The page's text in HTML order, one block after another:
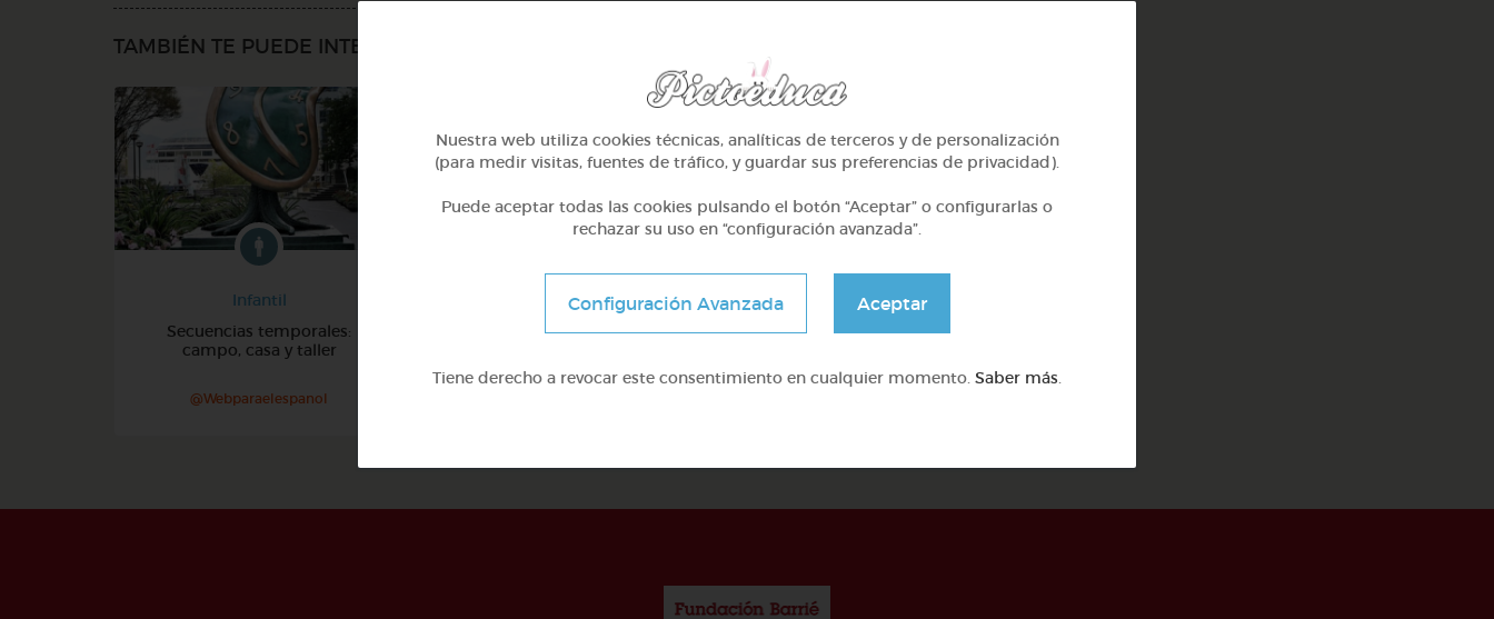
TAMBIÉN TE PUEDE INTERESAR
Infantil
Secuencias temporales:
campo, casa y taller
@Webparaelespanol
Infantil
Pensamiento lógico con los
Infantil
El valor de la amistad
Nuestra web utiliza cookies técnicas, analíticas de terceros y de personalización
(para medir visitas, fuentes de tráfico, y guardar sus preferencias de privacidad).
Puede aceptar todas las cookies pulsando el botón “Aceptar” o configurarlas o
rechazar su uso en “configuración avanzada”.
Configuración Avanzada Aceptar
Tiene derecho a revocar este consentimiento en cualquier momento. Saber más.